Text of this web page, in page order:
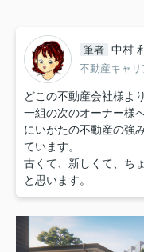
筆者 中村
不動産キャリ
どこの不動産会社様よ
一組の次のオーナー様
にいがたの不動産の強
ています。
古くて、新しくて、ち
と思います。